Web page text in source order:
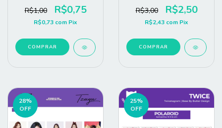
R$1,00 R$0,75
R$0,73 com Pix
COMPRAR
R$3,00 R$2,50
R$2,43 com Pix
COMPRAR
28%
OFF
25%
OFF